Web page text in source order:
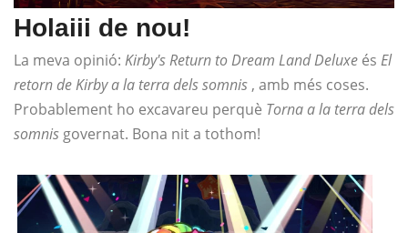
Holaiii de nou!
La meva opinió: Kirby's Return to Dream Land Deluxe és El
retorn de Kirby a la terra dels somnis , amb més coses.
Probablement ho excavareu perquè Torna a la terra dels
somnis governat. Bona nit a tothom!